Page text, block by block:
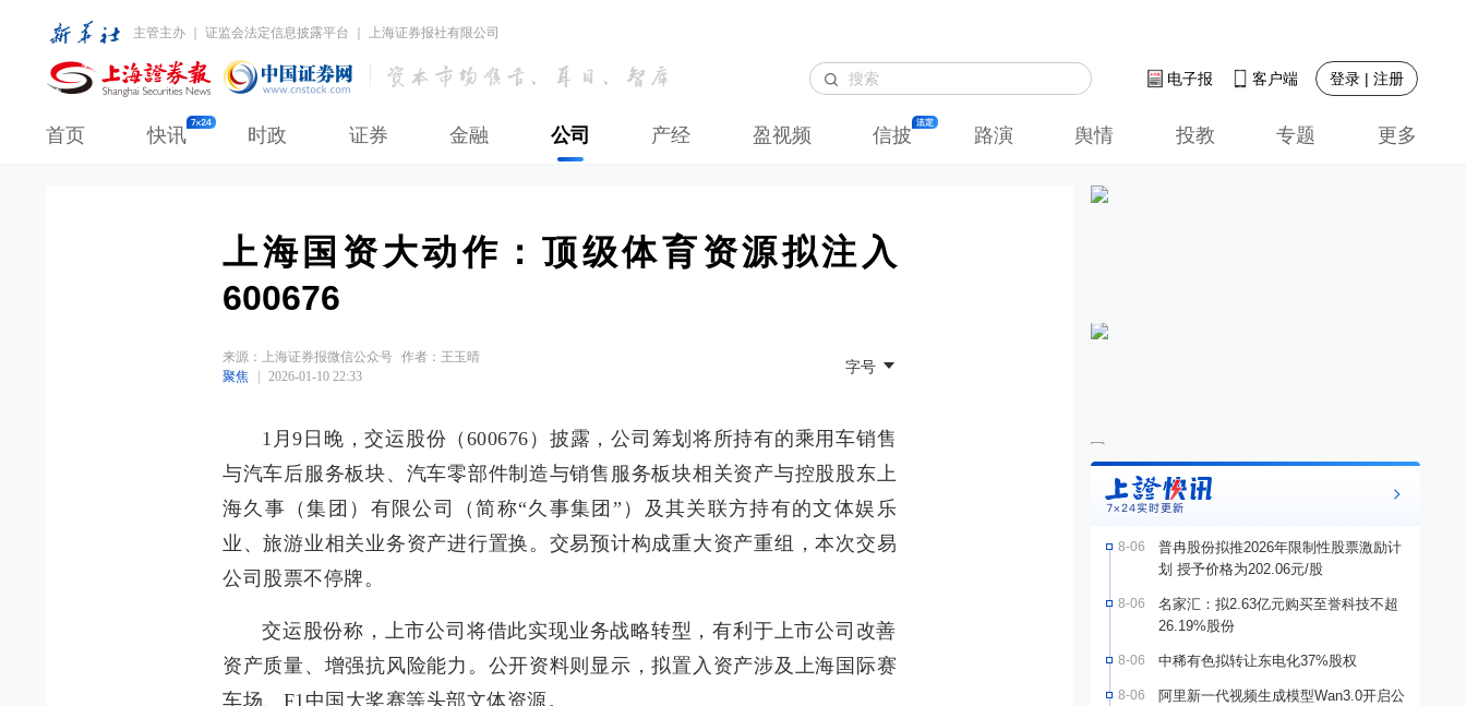
主管主办 ｜ 证监会法定信息披露平台 ｜ 上海证券报社有限公司
电子报 客户端 登录 | 注册
首页 快讯 时政 证券 金融 公司 产经 盈视频 信披 路演 舆情 投教 专题 更多
上海国资大动作：顶级体育资源拟注入
600676
来源： 上海证券报微信公众号 作者：王玉晴
聚焦
2026-01-10 22:33
字号
1月9日晚，交运股份（600676）披露，公司筹划将所持有的乘用车销售
与汽车后服务板块、汽车零部件制造与销售服务板块相关资产与控股股东上
海久事（集团）有限公司（简称“久事集团”）及其关联方持有的文体娱乐
业、旅游业相关业务资产进行置换。交易预计构成重大资产重组，本次交易
公司股票不停牌。
交运股份称，上市公司将借此实现业务战略转型，有利于上市公司改善
资产质量、增强抗风险能力。公开资料则显示，拟置入资产涉及上海国际赛
车场、F1中国大奖赛等头部文体资源。
8-06
普冉股份拟推2026年限制性股票激励计
划 授予价格为202.06元/股
8-06
名家汇：拟2.63亿元购买至誉科技不超
26.19%股份
8-06 中稀有色拟转让东电化37%股权
8-06
阿里新一代视频生成模型Wan3.0开启公